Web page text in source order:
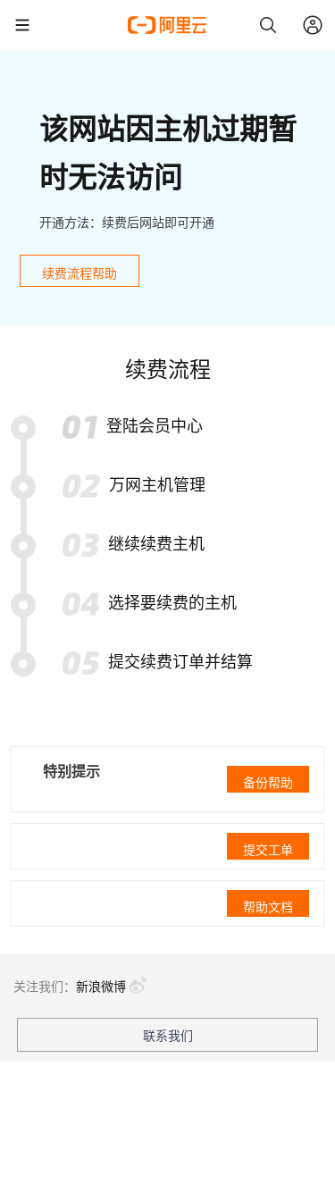
该网站因主机过期暂
时无法访问
开通方法：续费后网站即可开通
续费流程帮助
续费流程
登陆会员中心
万网主机管理
继续续费主机
选择要续费的主机
提交续费订单并结算
特别提示
备份帮助
提交工单
帮助文档